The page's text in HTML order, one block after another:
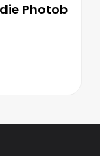
Photob